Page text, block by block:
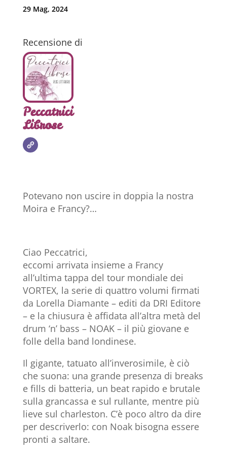
29 Mag, 2024
Recensione di
Peccatrici
Librose
Potevano non uscire in doppia la nostra
Moira e Francy?…
Ciao Peccatrici,
eccomi arrivata insieme a Francy
all’ultima tappa del tour mondiale dei
VORTEX, la serie di quattro volumi firmati
da Lorella Diamante – editi da DRI Editore
– e la chiusura è affidata all’altra metà del
drum ‘n’ bass – NOAK – il più giovane e
folle della band londinese.
Il gigante, tatuato all’inverosimile, è ciò
che suona: una grande presenza di breaks
e fills di batteria, un beat rapido e brutale
sulla grancassa e sul rullante, mentre più
lieve sul charleston. C’è poco altro da dire
per descriverlo: con Noak bisogna essere
pronti a saltare.